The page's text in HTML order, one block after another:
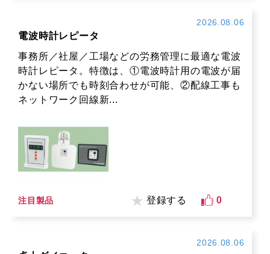
2026.08.06
電波時計レピータ
事務所／社屋／工場などの労務管理に最適な電波
時計レピータ。特徴は、①電波時計用の電波が届
かない場所でも時刻合わせが可能、②配線工事も
ネットワーク回線新...
注目製品 登録する 0
2026.08.06